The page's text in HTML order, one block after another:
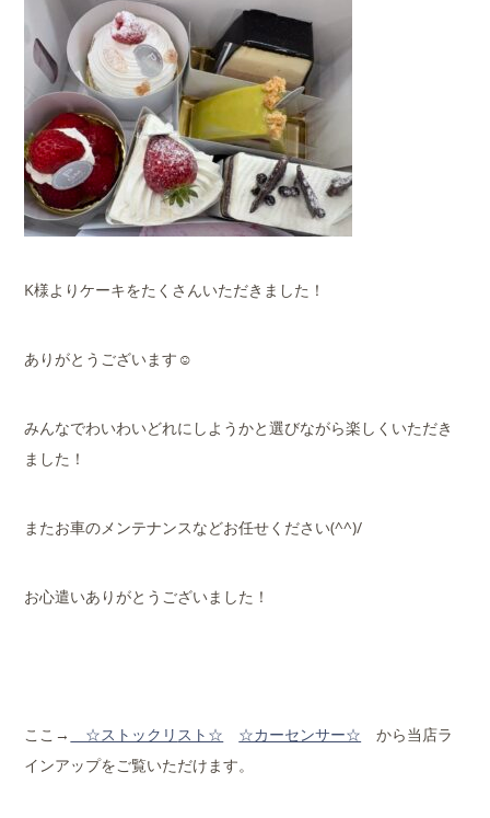
K様よりケーキをたくさんいただきました！
ありがとうございます☺
みんなでわいわいどれにしようかと選びながら楽しくいただき
ました！
またお車のメンテナンスなどお任せください(^^)/
お心遣いありがとうございました！
ここ→ ☆ストックリ スト☆ ☆カーセンサー☆ から当店ラ
インアップをご覧いただけます。